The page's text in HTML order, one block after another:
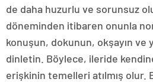
de daha huzurlu ve sorunsuz
döneminden itibaren onunla
konuşun, dokunun, okşayın ve
dinletin. Böylece, ileride
erişkinin temelleri atılmış olur.